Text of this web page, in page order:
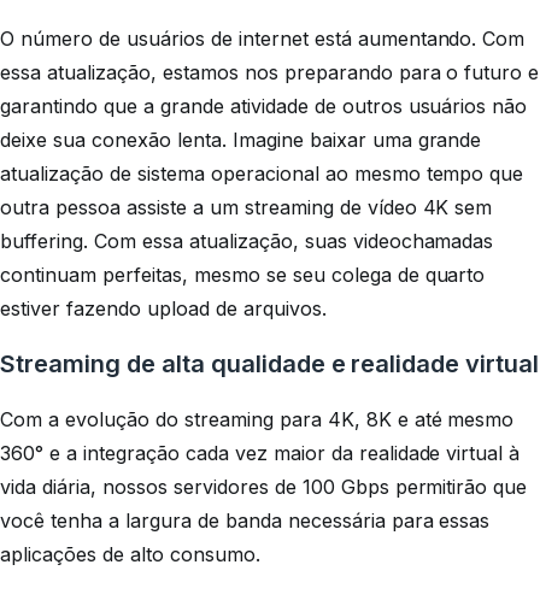
O número de usuários de internet está aumentando. Com
essa atualização, estamos nos preparando para o futuro e
garantindo que a grande atividade de outros usuários não
deixe sua conexão lenta. Imagine baixar uma grande
atualização de sistema operacional ao mesmo tempo que
outra pessoa assiste a um streaming de vídeo 4K sem
buffering. Com essa atualização, suas videochamadas
continuam perfeitas, mesmo se seu colega de quarto
estiver fazendo upload de arquivos.
Streaming de alta qualidade e realidade virtual
Com a evolução do streaming para 4K, 8K e até mesmo
360° e a integração cada vez maior da realidade virtual à
vida diária, nossos servidores de 100 Gbps permitirão que
você tenha a largura de banda necessária para essas
aplicações de alto consumo.